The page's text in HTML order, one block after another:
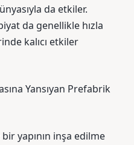
da etkiler.
da genellikle hızla
kalıcı etkiler
Yansıyan Prefabrik
yapının inşa edilme